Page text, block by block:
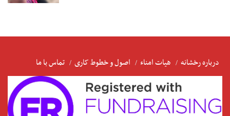
درباره رخشانه هیات امناء اصول و خطوط کاری تماس با ما